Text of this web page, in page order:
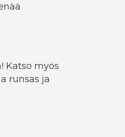
Katso myös
runsas ja